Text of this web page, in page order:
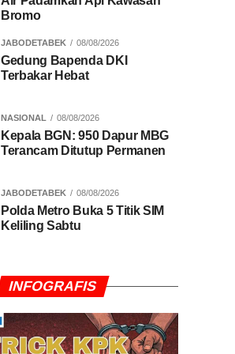
Bromo
JABODETABEK 08/08/2026
Gedung Bapenda DKI
Terbakar Hebat
NASIONAL 08/08/2026
Kepala BGN: 950 Dapur MBG
Terancam Ditutup Permanen
JABODETABEK 08/08/2026
Polda Metro Buka 5 Titik SIM
Keliling Sabtu
INFOGRAFIS